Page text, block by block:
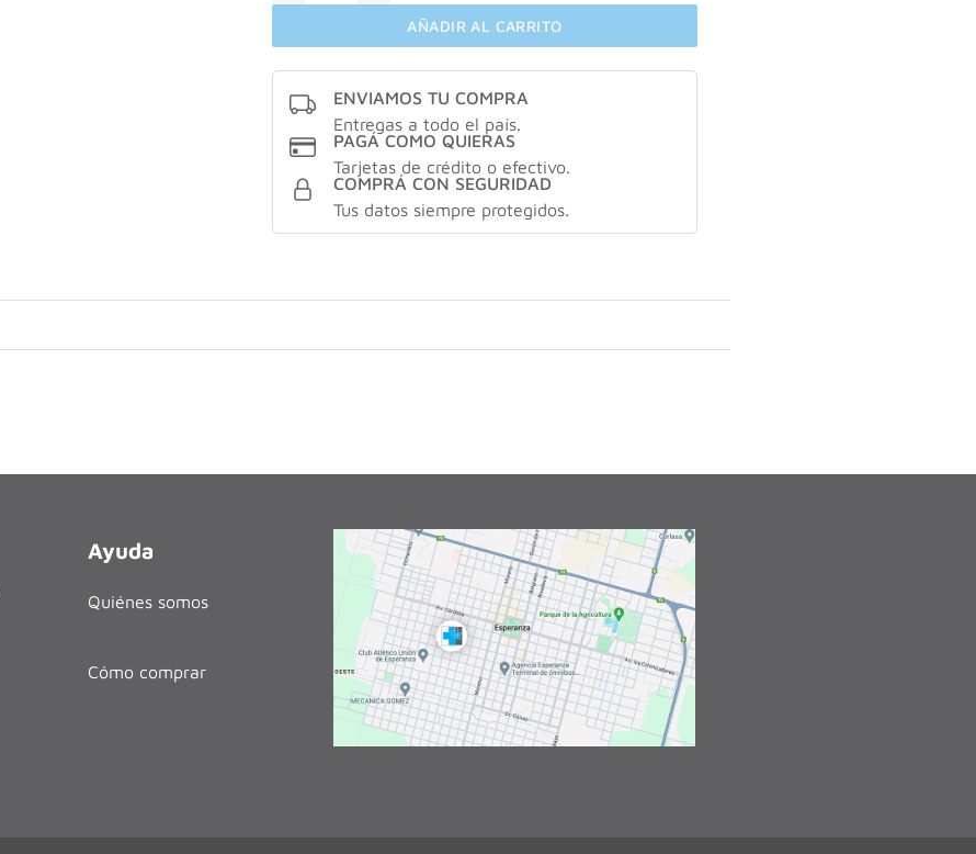
AÑADIR AL CARRITO
ENVIAMOS TU COMPRA
Entregas a todo el país.
PAGÁ COMO QUIERAS
Tarjetas de crédito o efectivo.
COMPRÁ CON SEGURIDAD
Tus datos siempre protegidos.
Ayuda
Quiénes somos
Cómo comprar